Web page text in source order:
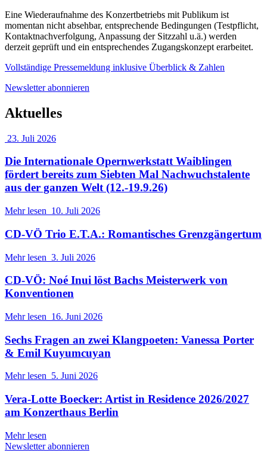
Eine Wiederaufnahme des Konzertbetriebs mit Publikum ist
momentan nicht absehbar, entsprechende Bedingungen (Testpflicht,
Kontaktnachverfolgung, Anpassung der Sitzzahl u.ä.) werden
derzeit geprüft und ein entsprechendes Zugangskonzept erarbeitet.
Vollständige Pressemeldung inklusive Überblick & Zahlen
Newsletter abonnieren
Aktuelles
23. Juli 2026
Die Internationale Opernwerkstatt Waiblingen
fördert bereits zum Siebten Mal Nachwuchstalente
aus der ganzen Welt (12.-19.9.26)
Mehr lesen 10. Juli 2026
CD-VÖ Trio E.T.A.: Romantisches Grenzgängertum
Mehr lesen 3. Juli 2026
CD-VÖ: Noé Inui löst Bachs Meisterwerk von
Konventionen
Mehr lesen 16. Juni 2026
Sechs Fragen an zwei Klangpoeten: Vanessa Porter
& Emil Kuyumcuyan
Mehr lesen 5. Juni 2026
Vera-Lotte Boecker: Artist in Residence 2026/2027
am Konzerthaus Berlin
Mehr lesen
Newsletter abonnieren